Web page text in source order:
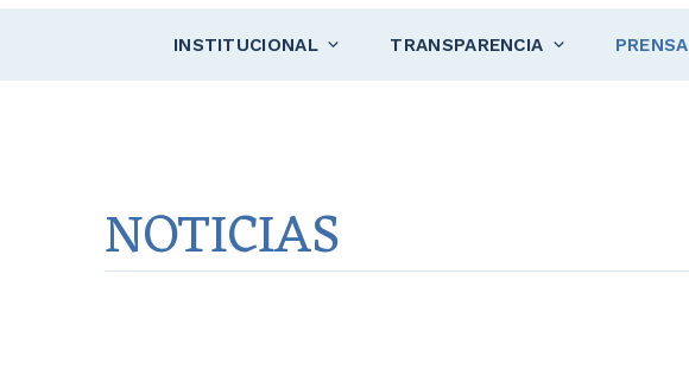
INSTITUCIONAL TRANSPARENCIA PRENSA
NOTICIAS